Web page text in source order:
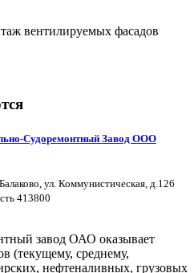
вентилируемых фасадов
Судоремонтный Завод ООО
ул. Коммунистическая, д.126
413800
завод ОАО оказывает
(текущему, среднему,
нефтеналивных, грузовых